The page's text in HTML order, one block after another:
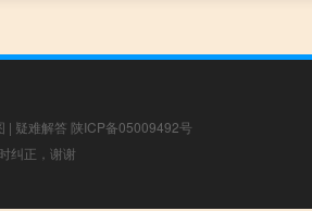
| 疑难解答 陕ICP备05009492号
纠正，谢谢